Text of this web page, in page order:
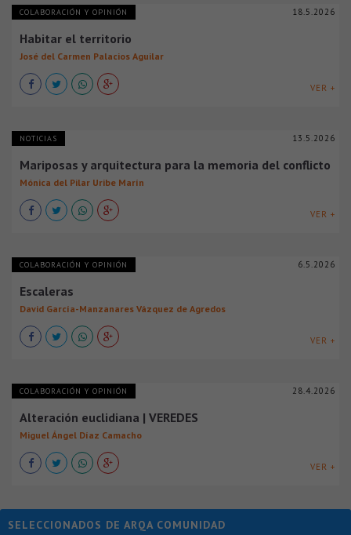
COLABORACIÓN Y OPINIÓN 18.5.2026
Habitar el territorio
José del Carmen Palacios Aguilar
VER +
NOTICIAS 13.5.2026
Mariposas y arquitectura para la memoria del conflicto
Mónica del Pilar Uribe Marín
VER +
COLABORACIÓN Y OPINIÓN 6.5.2026
Escaleras
David García-Manzanares Vázquez de Agredos
VER +
COLABORACIÓN Y OPINIÓN 28.4.2026
Alteración euclidiana | VEREDES
Miguel Ángel Díaz Camacho
VER +
SELECCIONADOS DE ARQA COMUNIDAD